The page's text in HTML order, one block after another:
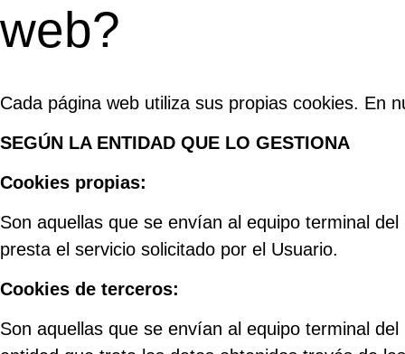
web?
Cada página web utiliza sus propias cookies. En
SEGÚN LA ENTIDAD QUE LO GESTIONA
Cookies propias:
Son aquellas que se envían al equipo terminal
presta el servicio solicitado por el Usuario.
Cookies de terceros:
Son aquellas que se envían al equipo terminal